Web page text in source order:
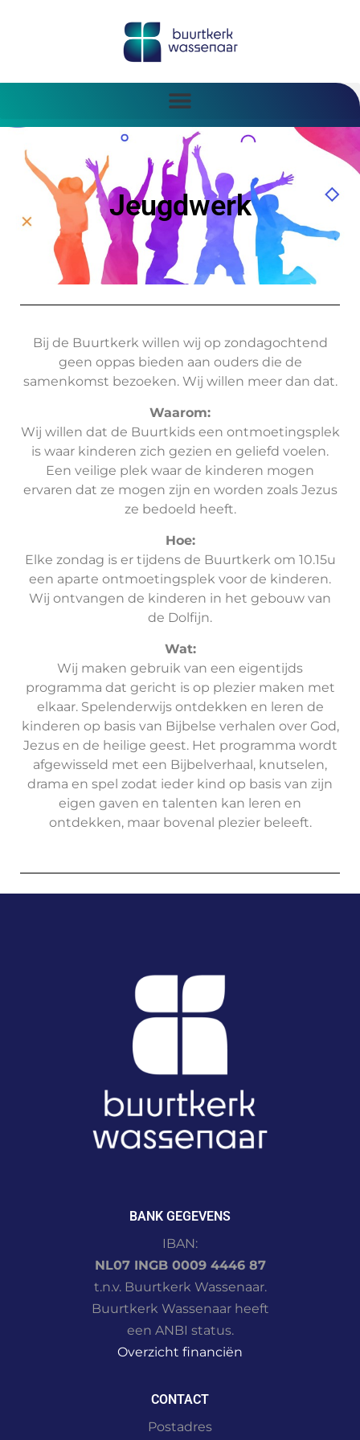
Jeugdwerk
Bij de Buurtkerk willen wij op zondagochtend
geen oppas bieden aan ouders die de
samenkomst bezoeken. Wij willen meer dan dat.
Waarom:
Wij willen dat de Buurtkids een ontmoetingsplek
is waar kinderen zich gezien en geliefd voelen.
Een veilige plek waar de kinderen mogen
ervaren dat ze mogen zijn en worden zoals Jezus
ze bedoeld heeft.
Hoe:
Elke zondag is er tijdens de Buurtkerk om 10.15u
een aparte ontmoetingsplek voor de kinderen.
Wij ontvangen de kinderen in het gebouw van
de Dolfijn.
Wat:
Wij maken gebruik van een eigentijds
programma dat gericht is op plezier maken met
elkaar. Spelenderwijs ontdekken en leren de
kinderen op basis van Bijbelse verhalen over God,
Jezus en de heilige geest. Het programma wordt
afgewisseld met een Bijbelverhaal, knutselen,
drama en spel zodat ieder kind op basis van zijn
eigen gaven en talenten kan leren en
ontdekken, maar bovenal plezier beleeft.
BANK GEGEVENS
IBAN:
NL07 INGB 0009 4446 87
t.n.v. Buurtkerk Wassenaar.
Buurtkerk Wassenaar heeft
een ANBI status.
Overzicht financiën
CONTACT
Postadres